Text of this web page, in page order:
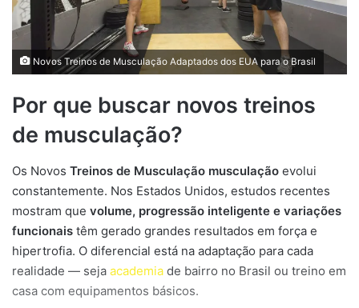
Novos Treinos de Musculação Adaptados dos EUA para o Brasil
Por que buscar novos treinos
de musculação?
Os Novos Treinos de Musculação musculação evolui
constantemente. Nos Estados Unidos, estudos recentes
mostram que volume, progressão inteligente e variações
funcionais têm gerado grandes resultados em força e
hipertrofia. O diferencial está na adaptação para cada
realidade — seja academia de bairro no Brasil ou treino em
casa com equipamentos básicos.